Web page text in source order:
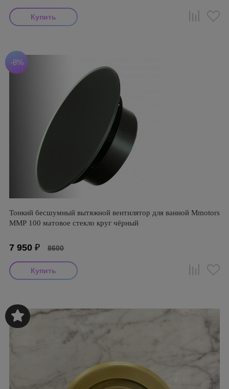
-8%
Тонкий бесшумный вытяжной вентилятор для ванной Mmotors
ММР 100 матовое стекло круг чёрный
7 950 ₽ 8600